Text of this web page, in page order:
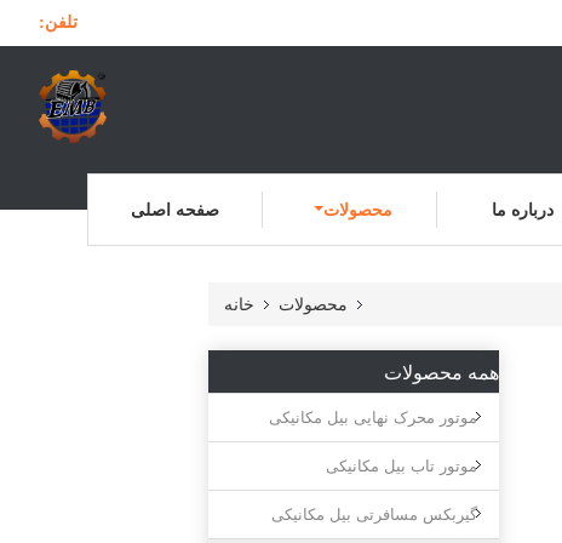
تلفن:
صفحه اصلی محصولات درباره ما
خانه محصولات
همه محصولات
موتور محرک نهایی بیل مکانیکی
موتور تاب بیل مکانیکی
گیربکس مسافرتی بیل مکانیکی